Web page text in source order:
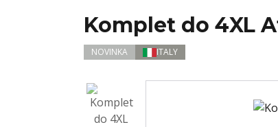
Komplet do 4XL
NOVINKA ITALY